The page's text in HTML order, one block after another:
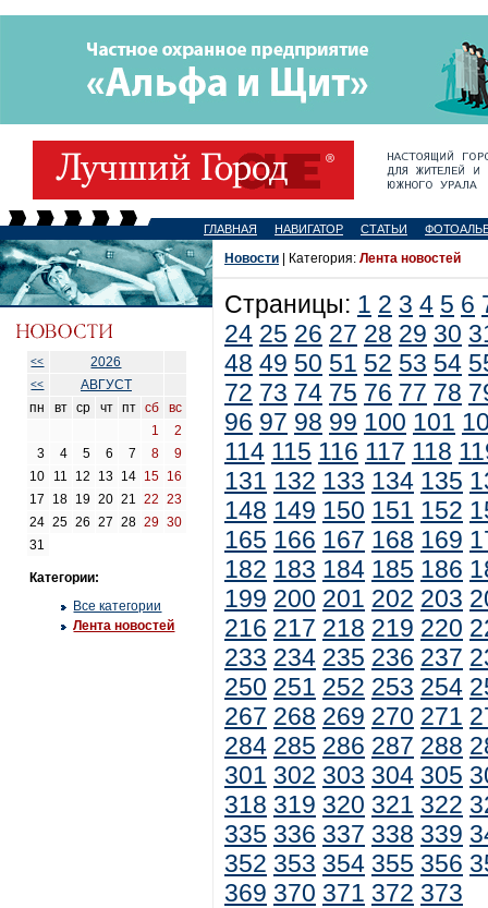
ГЛАВНАЯ НАВИГАТОР СТАТЬИ
<< 2026
<<
АВГУСТ
пн
вт ср чт пт сб
вс
1
2
3
4 5 6 7 8
9
10
11 12 13 14 15 16
17
18 19 20 21 22
23
24 25 26 27 28 29 30
31
Категории:
Все категории
Лента новостей
Новости | Категория: Лента новостей
Страницы: 1 2 3 4 5 6
24 25 26 27 28 29 30
48 49 50 51 52 53 54
72 73 74 75 76 77 78
96 97 98 99 100 101
114 115 116 117 118
131 132 133 134 135
148 149 150 151 152
165 166 167 168 169
182 183 184 185 186
199 200 201 202 203
216 217 218 219 220
233 234 235 236 237
250 251 252 253 254
267 268 269 270 271
284 285 286 287 288
301 302 303 304 305
318 319 320 321 322
335 336 337 338 339
352 353 354 355 356
369 370 371 372 373